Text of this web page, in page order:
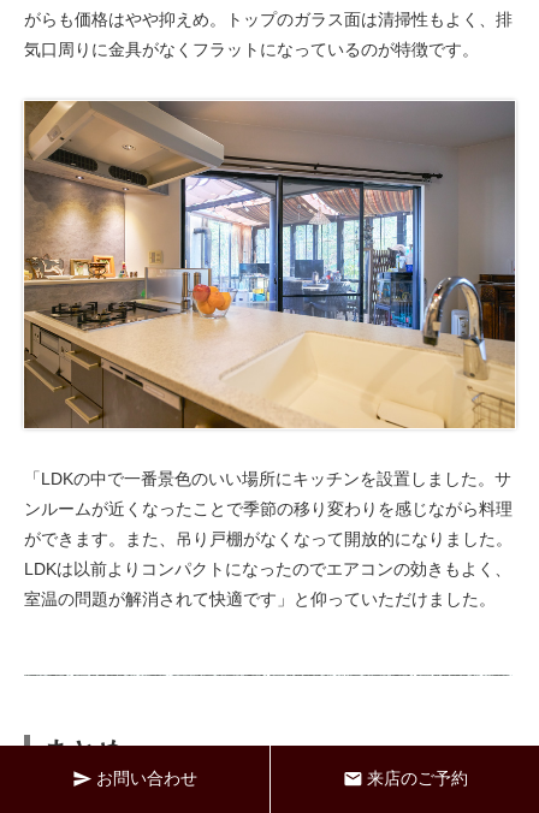
がらも価格はやや抑えめ。トップのガラス面は清掃性もよく、排
気口周りに金具がなくフラットになっているのが特徴です。
「LDKの中で一番景色のいい場所にキッチンを設置しました。サ
ンルームが近くなったことで季節の移り変わりを感じながら料理
ができます。また、吊り戸棚がなくなって開放的になりました。
LDKは以前よりコンパクトになったのでエアコンの効きもよく、
室温の問題が解消されて快適です」と仰っていただけました。
まとめ
send お問い合わせ mail 来店のご予約